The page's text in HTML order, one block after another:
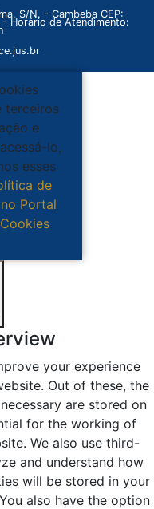
S/N. - Cambeba CEP:
Horário de Atendimento:
terceiros
e
lo,
esses
de
Portal
.
your experience
Out of these, the
are stored on
for the working of
We also use third-
and understand how
will be stored in your
also have the option